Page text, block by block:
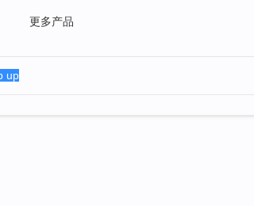
更多产品